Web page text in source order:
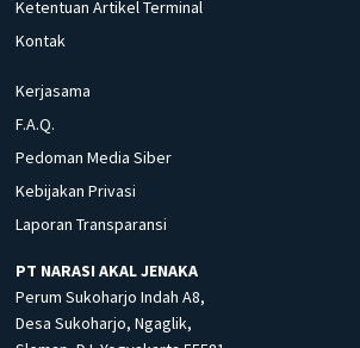
Ketentuan Artikel Terminal
Kontak
Kerjasama
F.A.Q.
Pedoman Media Siber
Kebijakan Privasi
Laporan Transparansi
PT NARASI AKAL JENAKA
Perum Sukoharjo Indah A8,
Desa Sukoharjo, Ngaglik,